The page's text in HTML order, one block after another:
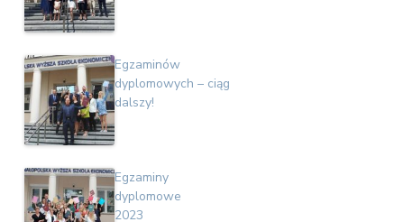
Egzaminów
dyplomowych – ciąg
dalszy!
Egzaminy
dyplomowe
2023